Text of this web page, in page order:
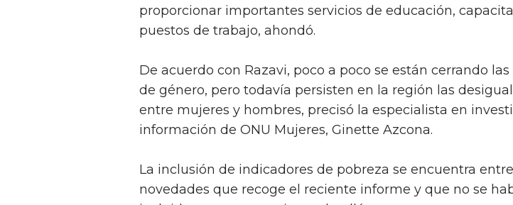
proporcionar importantes servicios de educación,
puestos de trabajo, ahondó.
De acuerdo con Razavi, poco a poco se están cerrando
de género, pero todavía persisten en la región las
entre mujeres y hombres, precisó la especialista en
información de ONU Mujeres, Ginette Azcona.
La inclusión de indicadores de pobreza se encuentra
novedades que recoge el reciente informe y que no se